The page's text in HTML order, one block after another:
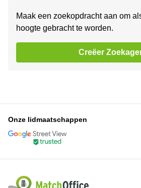
Maak een zoekopdracht aan om
hoogte gebracht te worden.
Creëer
Onze lidmaatschappen